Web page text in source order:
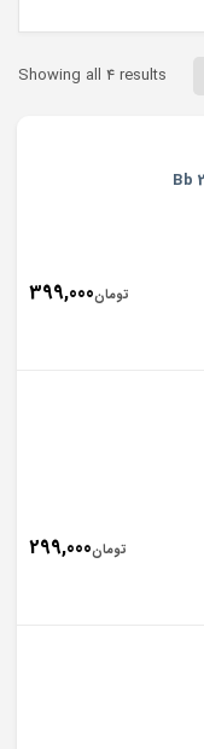
Showing all 4 results
تومان399,000
تومان299,000